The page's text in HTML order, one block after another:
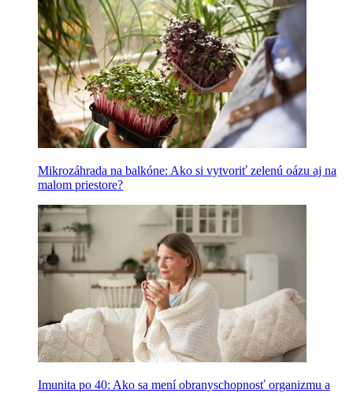
Mikrozáhrada na balkóne: Ako si vytvoriť zelenú oázu aj na
malom priestore?
Imunita po 40: Ako sa mení obranyschopnosť organizmu a